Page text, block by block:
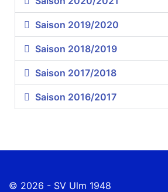
Saison 2019/2020
Saison 2018/2019
Saison 2017/2018
Saison 2016/2017
© 2026 - SV Ulm 1948